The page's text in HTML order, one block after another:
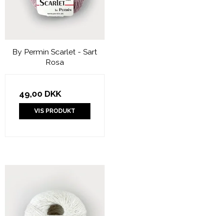
By Permin Scarlet - Sart
Rosa
49,00 DKK
VIS PRODUKT